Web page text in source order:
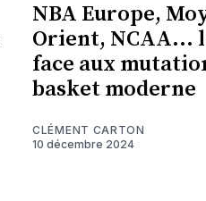
NBA Europe,
Orient, NCAA...
face aux
basket moderne
CLÉMENT CARTON
10 décembre 2024